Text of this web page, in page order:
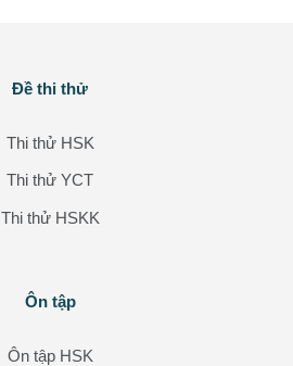
Đề thi thử
Thi thử HSK
Thi thử YCT
Thi thử HSKK
Ôn tập
Ôn tập HSK